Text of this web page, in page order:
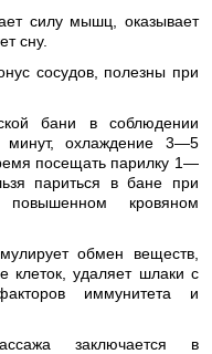
силу мышц, оказывает
сну.
сосудов, полезны при
бани в соблюдении
минут, охлаждение 3—5
посещать парилку 1—
париться в бане при
кровяном
обмен веществ,
клеток, удаляет шлаки с
иммунитета и
заключается в